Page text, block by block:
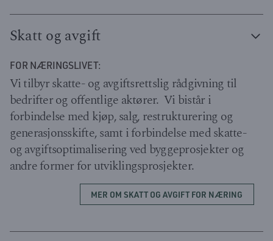
Skatt og avgift
FOR NÆRINGSLIVET:
Vi tilbyr skatte- og avgiftsrettslig rådgivning til
bedrifter og offentlige aktører. Vi bistår i
forbindelse med kjøp, salg, restrukturering og
generasjonsskifte, samt i forbindelse med skatte-
og avgiftsoptimalisering ved byggeprosjekter og
andre former for utviklingsprosjekter.
MER OM SKATT OG AVGIFT FOR NÆRING